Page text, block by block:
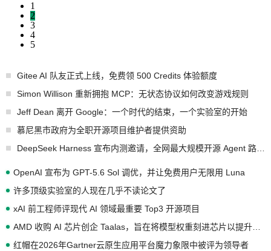
1
2
3
4
5
Gitee AI 队友正式上线，免费领 500 Credits 体验额度
Simon Willison 重新拥抱 MCP：无状态协议如何改变游戏规则
Jeff Dean 离开 Google：一个时代的结束，一个实验室的开始
慕尼黑市政府为全职开源项目维护者提供资助
OpenAI 宣布为 GPT-5.6 Sol 调优，并让免费用户无限用 Luna
许多顶级实验室的人现在几乎不读论文了
xAI 前工程师评现代 AI 领域最重要 Top3 开源项目
红帽在2026年Gartner云原生应用平台魔力象限中被评为领导者